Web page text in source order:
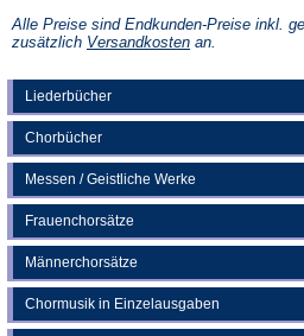
Liederbücher
Chorbücher
Messen / Geistliche Werke
Frauenchorsätze
Männerchorsätze
Chormusik in Einzelausgaben
einem
neuen
Alle Preise sind Endkunden-Preise inkl.
zusätzlich Versandkosten(Öffnet
an.